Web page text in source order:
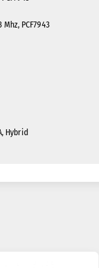
PCF7943
Hybrid